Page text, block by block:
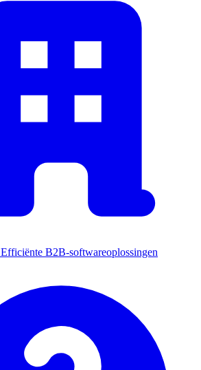
Efficiënte B2B-softwareoplossingen